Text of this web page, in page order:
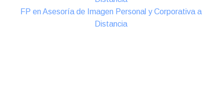
FP en Asesoría de Imagen Personal y Corporativa a
Distancia